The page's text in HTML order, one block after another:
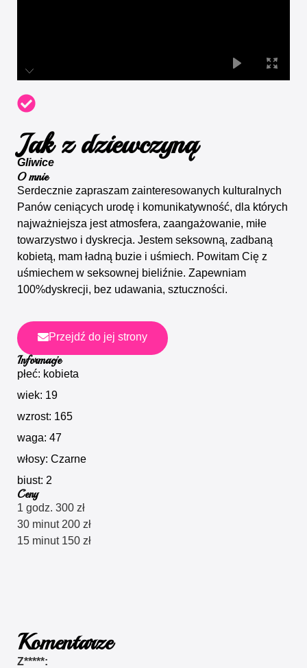
Jak z dziewczyną
Gliwice
O mnie
Serdecznie zapraszam zainteresowanych kulturalnych
Panów ceniących urodę i komunikatywność, dla których
najważniejsza jest atmosfera, zaangażowanie, miłe
towarzystwo i dyskrecja. Jestem seksowną, zadbaną
kobietą, mam ładną buzie i uśmiech. Powitam Cię z
uśmiechem w seksownej bieliźnie. Zapewniam
100%dyskrecji, bez udawania, sztuczności.
Przejdź do jej strony
Informacje
płeć: kobieta
wiek: 19
wzrost: 165
waga: 47
włosy: Czarne
biust: 2
Ceny
1 godz. 300 zł
30 minut 200 zł
15 minut 150 zł
Komentarze
Z*****: